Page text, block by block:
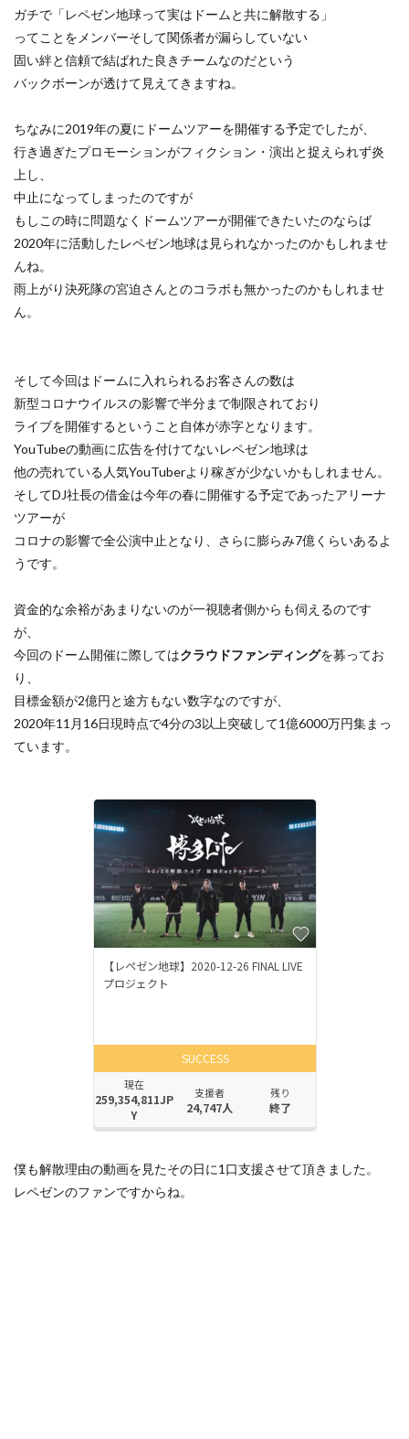
ガチで「レペゼン地球って実はドームと共に解散する」
ってことをメンバーそして関係者が漏らしていない
固い絆と信頼で結ばれた良きチームなのだという
バックボーンが透けて見えてきますね。
ちなみに2019年の夏にドームツアーを開催する予定でしたが、
行き過ぎたプロモーションがフィクション・演出と捉えられず炎
上し、
中止になってしまったのですが
もしこの時に問題なくドームツアーが開催できたいたのならば
2020年に活動したレペゼン地球は見られなかったのかもしれませ
んね。
雨上がり決死隊の宮迫さんとのコラボも無かったのかもしれませ
ん。
そして今回はドームに入れられるお客さんの数は
新型コロナウイルスの影響で半分まで制限されており
ライブを開催するということ自体が赤字となります。
YouTubeの動画に広告を付けてないレペゼン地球は
他の売れている人気YouTuberより稼ぎが少ないかもしれません。
そしてDJ社長の借金は今年の春に開催する予定であったアリーナ
ツアーが
コロナの影響で全公演中止となり、さらに膨らみ7億くらいあるよ
うです。
資金的な余裕があまりないのが一視聴者側からも伺えるのです
が、
今回のドーム開催に際してはクラウドファンディングを募ってお
り、
目標金額が2億円と途方もない数字なのですが、
2020年11月16日現時点で4分の3以上突破して1億6000万円集まっ
ています。
僕も解散理由の動画を見たその日に1口支援させて頂きました。
レペゼンのファンですからね。